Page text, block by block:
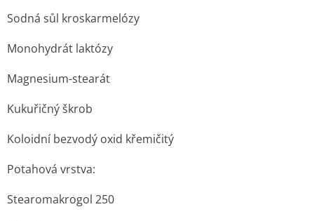
Sodná sůl kroskarmelózy
Monohydrát laktózy
Magnesium-stearát
Kukuřičný škrob
Koloidní bezvodý oxid křemičitý
Potahová vrstva:
Stearomakrogol 250